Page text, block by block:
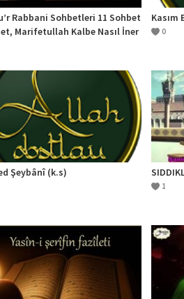
Rabbani Sohbetleri 11 Sohbet
Marifetullah Kalbe Nasıl İner
Kasım
0
Şeybânî (k.s)
1